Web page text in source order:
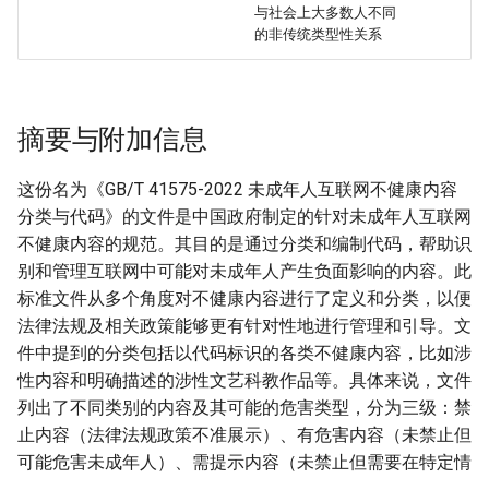
与社会上大多数人不同
的非传统类型性关系
摘要与附加信息
这份名为《GB/T 41575-2022 未成年人互联网不健康内容
分类与代码》的文件是中国政府制定的针对未成年人互联网
不健康内容的规范。其目的是通过分类和编制代码，帮助识
别和管理互联网中可能对未成年人产生负面影响的内容。此
标准文件从多个角度对不健康内容进行了定义和分类，以便
法律法规及相关政策能够更有针对性地进行管理和引导。文
件中提到的分类包括以代码标识的各类不健康内容，比如涉
性内容和明确描述的涉性文艺科教作品等。具体来说，文件
列出了不同类别的内容及其可能的危害类型，分为三级：禁
止内容（法律法规政策不准展示）、有危害内容（未禁止但
可能危害未成年人）、需提示内容（未禁止但需要在特定情